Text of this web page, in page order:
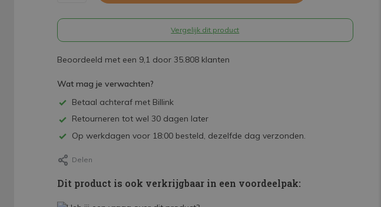
Vergelijk dit product
Beoordeeld met een 9,1 door 35.808 klanten
Wat mag je verwachten?
Betaal achteraf met Billink
Retourneren tot wel 30 dagen later
Op werkdagen voor 18:00 besteld, dezelfde dag verzonden.
Delen
Dit product is ook verkrijgbaar in een voordeelpak: